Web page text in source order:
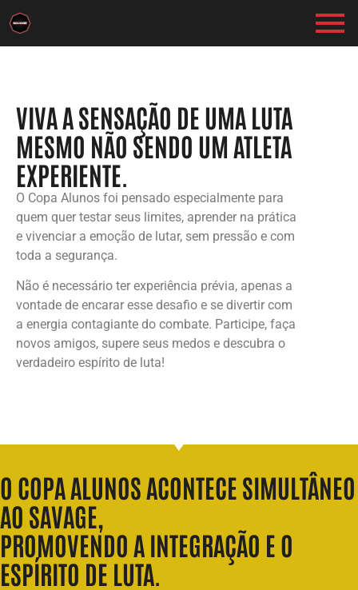
VIVA A SENSAÇÃO DE UMA LUTA
MESMO NÃO SENDO UM ATLETA
EXPERIENTE.
O Copa Alunos foi pensado especialmente para
quem quer testar seus limites, aprender na prática
e vivenciar a emoção de lutar, sem pressão e com
toda a segurança.
Não é necessário ter experiência prévia, apenas a
vontade de encarar esse desafio e se divertir com
a energia contagiante do combate. Participe, faça
novos amigos, supere seus medos e descubra o
verdadeiro espírito de luta!
O COPA ALUNOS ACONTECE SIMULTÂNEO
AO SAVAGE,
PROMOVENDO A INTEGRAÇÃO E O
ESPÍRITO DE LUTA.